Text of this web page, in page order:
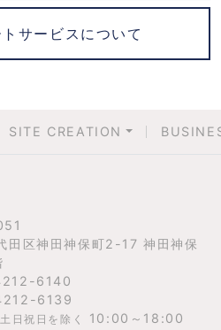
サービスについて
SITE CREATION
田区神田神保町2-17 神田神保
6140
6139
日祝日を除く 10:00～18:00